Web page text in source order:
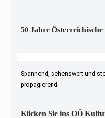
50 Jahre
Spannend, sehenswert und
propagierend
Klicken Sie ins OÖ